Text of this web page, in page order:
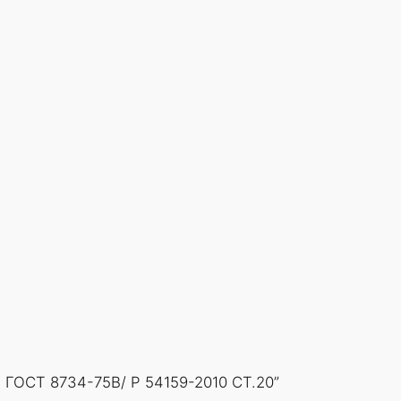
ГОСТ 8734-75В/ Р 54159-2010 СТ.20”